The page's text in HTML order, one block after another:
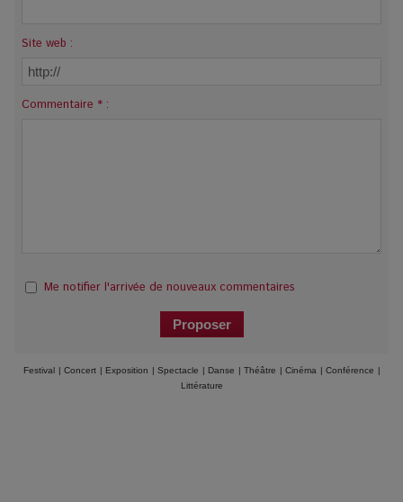
Site web :
Commentaire * :
Me notifier l'arrivée de nouveaux commentaires
Festival | Concert | Exposition | Spectacle | Danse | Théâtre | Cinéma | Conférence |
Littérature